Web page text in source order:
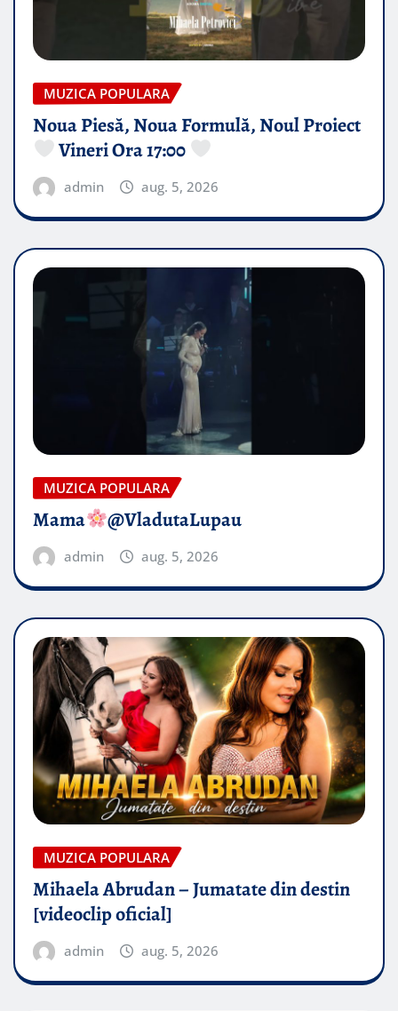
MUZICA POPULARA
Noua Piesă, Noua Formulă, Noul Proiect
Vineri Ora 17:00
admin aug. 5, 2026
MUZICA POPULARA
Mama @VladutaLupau
admin aug. 5, 2026
MUZICA POPULARA
Mihaela Abrudan – Jumatate din destin
[videoclip oficial]
admin aug. 5, 2026